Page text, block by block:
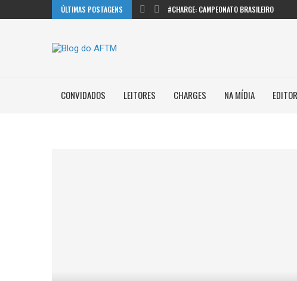
ÚLTIMAS POSTAGENS #CHARGE: CAMPEONATO BRASILEIRO
CONVIDADOS LEITORES CHARGES NA MÍDIA